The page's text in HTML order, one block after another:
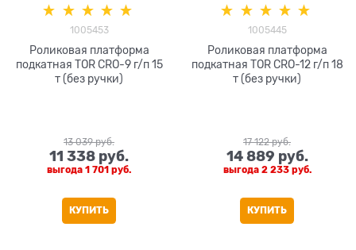
1005453
Роликовая платформа
подкатная TOR CRO-9 г/п 15
т (без ручки)
13 039 руб.
11 338 руб.
выгода 1 701 руб.
КУПИТЬ
1005445
Роликовая платформа
подкатная TOR CRO-12 г/п 18
т (без ручки)
17 122 руб.
14 889 руб.
выгода 2 233 руб.
КУПИТЬ